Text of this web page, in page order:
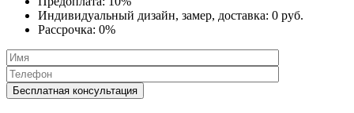
Индивидуальный дизайн, замер, доставка: 0 руб.
Рассрочка: 0%